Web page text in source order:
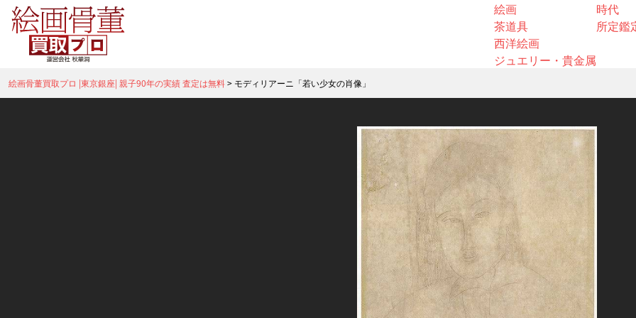
絵画
茶道具
西洋絵画
ジュエリー・貴金属
時代
所定鑑
絵画骨董買取プロ |東京銀座| 親子90年の実績 査定は無料> モディリアーニ「若い少女の肖像」